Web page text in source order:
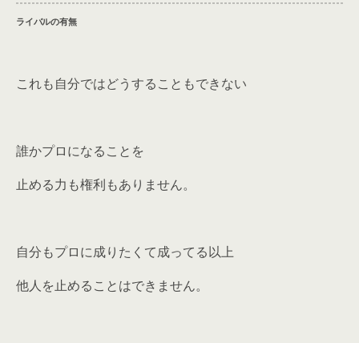
ライバルの有無
これも自分ではどうすることもできない
誰かプロになることを
止める力も権利もありません。
自分もプロに成りたくて成ってる以上
他人を止めることはできません。